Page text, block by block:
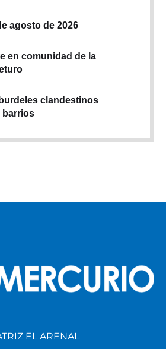
agosto de 2026
en comunidad de la
clandestinos
barrios
EL ARENAL